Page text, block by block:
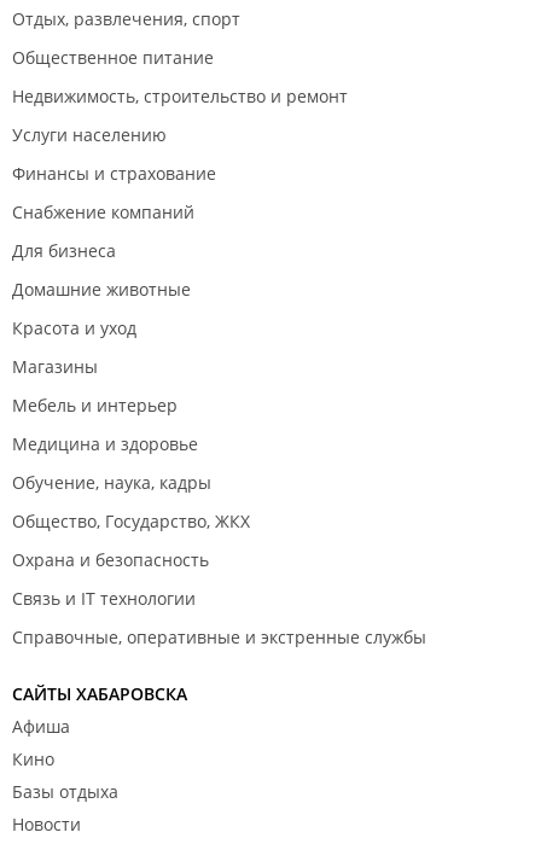
мышления, речи и т. д.);
обучение счету и чтению;
подготовка руки к письму;
развитие навыков учебной деятельности.
Негосударственное учреждение дополнительного
Отдых, развлечения, спорт
Общественное питание
Недвижимость, строительство и ремонт
Услуги населению
Финансы и страхование
Снабжение компаний
Для бизнеса
Домашние животные
Красота и уход
Магазины
Мебель и интерьер
Медицина и здоровье
Обучение, наука, кадры
Общество, Государство, ЖКХ
Охрана и безопасность
Связь и IT технологии
Справочные, оперативные и экстренные службы
САЙТЫ ХАБАРОВСКА
Афиша
Кино
Базы отдыха
Новости